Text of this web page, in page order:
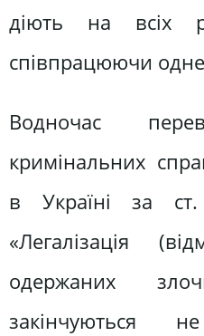
діють на всіх
співпрацюючи
Водночас
кримінальних
в Україні за
«Легалізація
одержаних
закінчуються